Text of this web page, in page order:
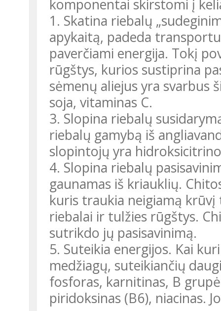
komponentai skirstomi į
1. Skatina riebalų
apykaitą, padeda
paverčiami energija. Tokį
rūgštys, kurios sustiprina
sėmenų aliejus yra svarbus
soja, vitaminas C.
3. Slopina riebalų
riebalų gamybą iš
slopintojų yra
4. Slopina riebalų
gaunamas iš kriauklių.
kuris traukia neigiamą
riebalai ir tulžies rūgštys.
sutrikdo jų pasisavinimą.
5. Suteikia energijos. Kai
medžiagų, suteikiančių
fosforas, karnitinas, B
piridoksinas (B6), niacinas.